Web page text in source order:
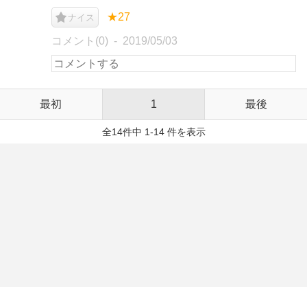
ナイス ★27
コメント(0) 2019/05/03
最初 1 最後
全14件中 1-14 件を表示